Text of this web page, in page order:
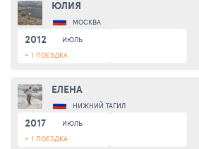
ЮЛИЯ
МОСКВА
2012
ИЮЛЬ
+ 1 ПОЕЗДКА
ЕЛЕНА
НИЖНИЙ ТАГИЛ
2017
ИЮЛЬ
+ 1 ПОЕЗДКА